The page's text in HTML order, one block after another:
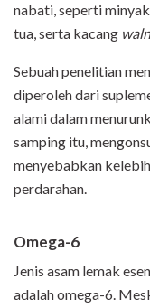
nabati, seperti
tua, serta kacang
Sebuah penelitian
diperoleh dari
alami dalam
samping itu,
menyebabkan
perdarahan.
Omega-6
Jenis asam lemak
adalah omega-6.